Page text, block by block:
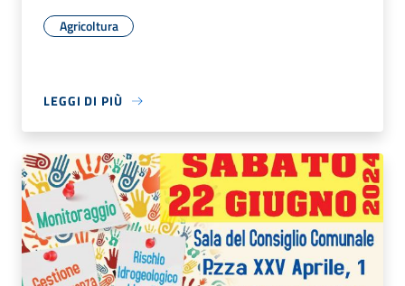
Agricoltura
LEGGI DI PIÙ